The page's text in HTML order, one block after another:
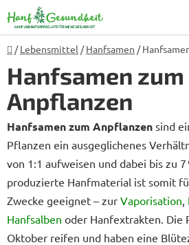
Inhalt
springen
Startseite
/ Lebensmittel / Hanfsamen /
Hanfsamen zum
Anpflanzen
Hanfsamen zum Anpflanzen sind
Pflanzen ein ausgeglichenes
von 1:1 aufweisen und dabei bis zu 7
produzierte Hanfmaterial ist somit
Zwecke geeignet – zur Vaporisation
Hanfsalben oder Hanfextrakten. Die
Oktober reifen und haben eine